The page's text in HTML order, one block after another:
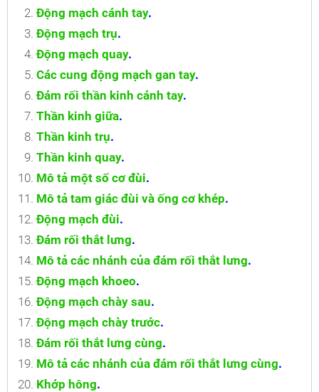
Động mạch cánh tay.
Động mạch trụ.
Động mạch quay.
Các cung động mạch gan tay.
Đám rối thần kinh cánh tay.
Thần kinh giữa.
Thần kinh trụ.
Thần kinh quay.
Mô tả một số cơ đùi.
Mô tả tam giác đùi và ống cơ khép.
Động mạch đùi.
Đám rối thắt lưng.
Mô tả các nhánh của đám rối thắt lưng.
Động mạch khoeo.
Động mạch chày sau.
Động mạch chày trước.
Đám rối thắt lưng cùng.
Mô tả các nhánh của đám rối thắt lưng cùng.
Khớp hông.